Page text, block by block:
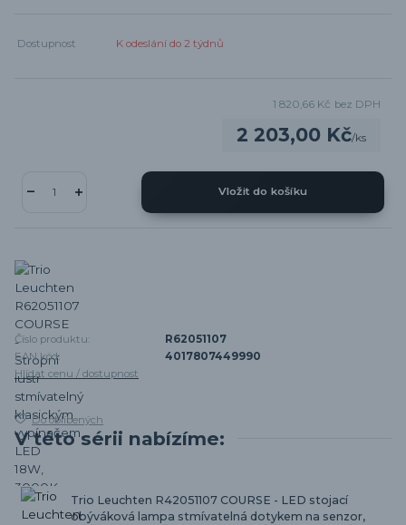
Dostupnost K odeslání do 2 týdnů
2 203,00 Kč/ks
1 820,66 Kč bez DPH
Vložit do košíku
Číslo produktu:
R62051107
EAN kód:
4017807449990
Hlídat cenu / dostupnost
Do oblíbených
V této sérii nabízíme:
Trio Leuchten R42051107 COURSE - LED stojací
obýváková lampa stmívatelná dotykem na senzor,